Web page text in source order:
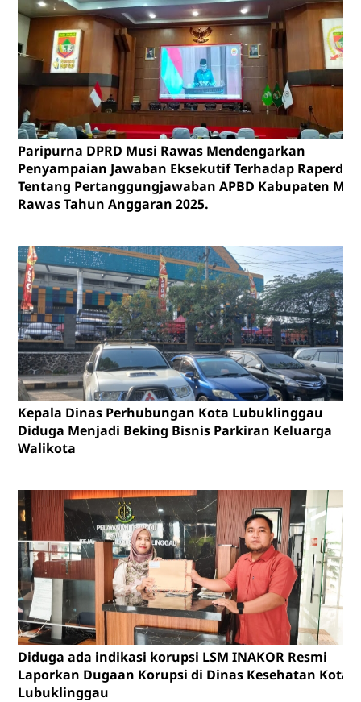
Paripurna DPRD Musi Rawas Mendengarkan
Penyampaian Jawaban Eksekutif Terhadap Raperda
Tentang Pertanggungjawaban APBD Kabupaten
Rawas Tahun Anggaran 2025.
Kepala Dinas Perhubungan Kota Lubuklinggau
Diduga Menjadi Beking Bisnis Parkiran Keluarga
Walikota
Diduga ada indikasi korupsi LSM INAKOR Resmi
Laporkan Dugaan Korupsi di Dinas Kesehatan Kota
Lubuklinggau